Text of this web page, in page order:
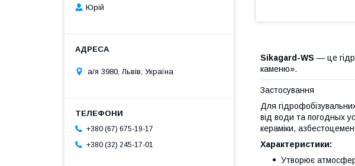
Sikagard-WS — це
каменю».
Застосування
Для
від води та погодных
кераміки,
Характеристики:
Утворює
Юрій
а/я 3980, Львів, Україна
+380 (67) 675-19-17
+380 (32) 245-17-01